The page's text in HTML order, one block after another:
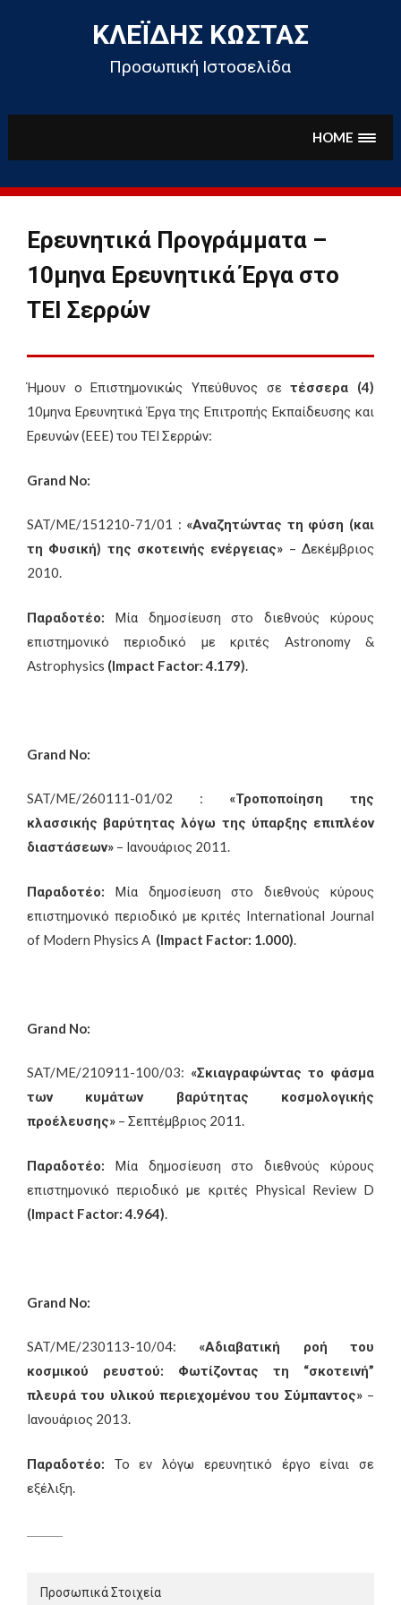
content
ΚΛΕΪ́ΔΗΣ ΚΏΣΤΑΣ
Προσωπική Ιστοσελίδα
HOME
Ερευνητικά Προγράμματα –
10μηνα Ερευνητικά Έργα στο
ΤΕΙ Σερρών
Ήμουν ο Επιστημονικώς Υπεύθυνος σετέσσερα (4)
10μηνα Ερευνητικά Έργα της Επιτροπής Εκπαίδευσης και
Ερευνών (EEE) του ΤΕΙ Σερρών:
Grand No:
SAT/ME/151210-71/01 : «Αναζητώντας τη φύση (και
τη Φυσική) της σκοτεινής ενέργειας» – Δεκέμβριος
2010.
Παραδοτέο: Μία δημοσίευση στο διεθνούς κύρους
επιστημονικό περιοδικό με κριτές Astronomy &
Astrophysics (Impact Factor: 4.179).
Grand No:
SAT/ME/260111-01/02 : «Τροποποίηση της
κλασσικής βαρύτητας λόγω της ύπαρξης επιπλέον
διαστάσεων» – Ιανουάριος 2011.
Παραδοτέο: Μία δημοσίευση στο διεθνούς κύρους
επιστημονικό περιοδικό με κριτές International Journal
of Modern Physics A (Impact Factor: 1.000).
Grand No:
SAT/ME/210911-100/03: «Σκιαγραφώντας το φάσμα
των κυμάτων βαρύτητας κοσμολογικής
προέλευσης» – Σεπτέμβριος 2011.
Παραδοτέο: Μία δημοσίευση στο διεθνούς κύρους
επιστημονικό περιοδικό με κριτές Physical Review D
(Impact Factor: 4.964).
Grand No:
SAT/ME/230113-10/04: «Αδιαβατική ροή του
κοσμικού ρευστού: Φωτίζοντας τη “σκοτεινή”
πλευρά του υλικού περιεχομένου του Σύμπαντος»–
Ιανουάριος 2013.
Παραδοτέο: Το εν λόγω ερευνητικό έργο είναι σε
εξέλιξη.
Προσωπικά Στοιχεία